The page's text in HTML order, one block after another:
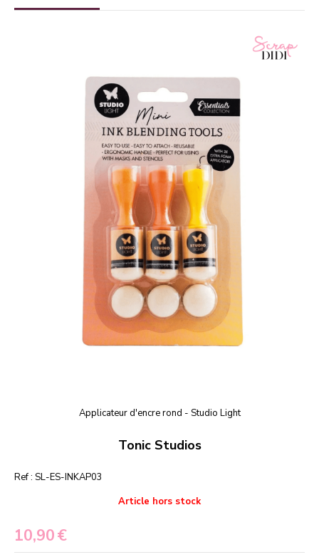
Applicateur d'encre rond - Studio Light
Tonic Studios
Ref : SL-ES-INKAP03
10,90€
Article hors stock